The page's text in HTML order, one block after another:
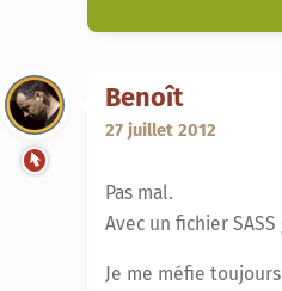
Benoît
27 juillet 2012
Pas mal.
Avec un fichier
Je me méfie